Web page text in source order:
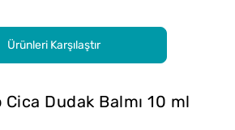
Ürünleri Karşılaştır
Dudak Balmı 10 ml